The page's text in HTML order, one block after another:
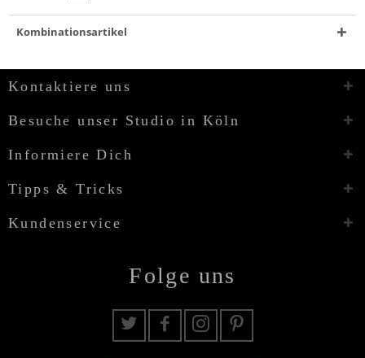
Kombinationsartikel
Kontaktiere uns
Besuche unser Studio in Köln
Informiere Dich
Tipps & Tricks
Kundenservice
Folge uns